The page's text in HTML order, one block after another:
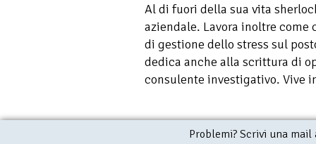
Al di fuori della sua vita
aziendale. Lavora inoltre come
di gestione dello stress sul
dedica anche alla scrittura di
consulente investigativo. Vive
Problemi? Scrivi una